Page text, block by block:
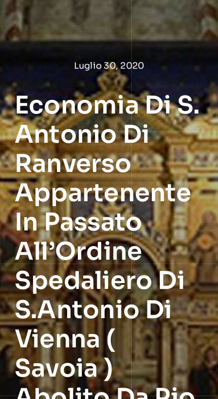
Salta
al
contenuto
Luglio 30, 2020
Economia Di S.
Antonio Di
Ranverso
Appartenente
In Passato
All’Ordine
Spedaliero Di
S.Antonio Di
Vienna (
Savoia )